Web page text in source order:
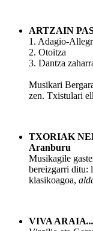
ARTZAIN
1. Adagio-
2. Otoitza
3. Dantza
Musikari
zen. Txistulari
TXORIAK
Aranburu
Musikagile
bereizgarri ditu:
klasikoagoa,
VIVA ARAIA...